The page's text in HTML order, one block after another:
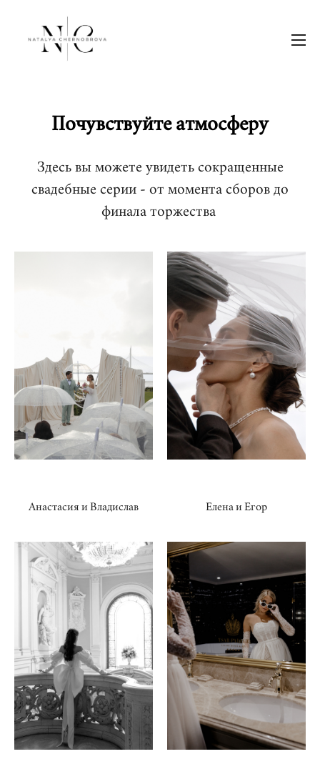
Почувствуйте атмосферу
Здесь вы можете увидеть сокращенные
свадебные серии - от момента сборов до
финала торжества
Анастасия и Владислав Елена и Егор